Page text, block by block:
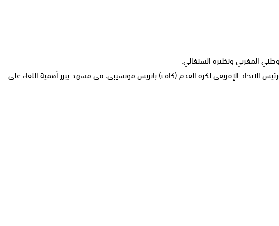
الاتحاد الإفريقي لكرة القدم (كاف) باتريس موتسيبي، في مشهد يبرز أهمية اللقاء على